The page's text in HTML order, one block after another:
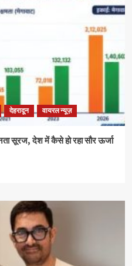
देहरादून वायरल न्यूज़
सूरज, देश में कैसे हो रहा सौर ऊर्जा